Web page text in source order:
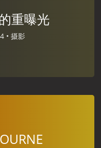
重曝光
• 摄影